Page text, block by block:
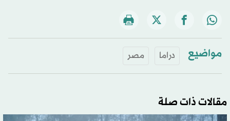
مواضيع دراما مصر
مقالات ذات صلة